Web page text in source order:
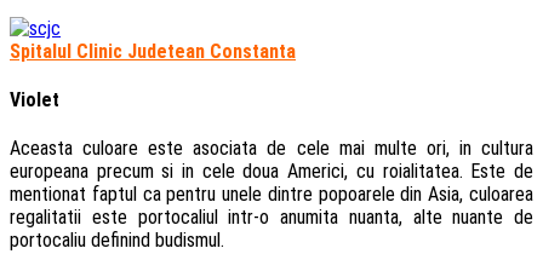
Spitalul Clinic Judetean Constanta
Violet
Aceasta culoare este asociata de cele mai multe ori, in cultura
europeana precum si in cele doua Americi, cu roialitatea. Este de
mentionat faptul ca pentru unele dintre popoarele din Asia, culoarea
regalitatii este portocaliul intr-o anumita nuanta, alte nuante de
portocaliu definind budismul.